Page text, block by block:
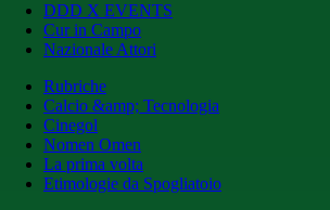
DDD X EVENTS
Cur in Campo
Nazionale Attori
Rubriche
Calcio &amp; Tecnologia
Cinegol
Nomen Omen
La prima volta
Etimologie da Spogliatoio